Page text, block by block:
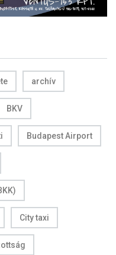
archív
BKV
Budapest Airport
City taxi